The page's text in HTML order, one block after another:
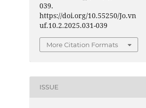
039.
https://doi.org/10.55250/Jo.vn
uf.10.2.2025.031-039
More Citation Formats
ISSUE